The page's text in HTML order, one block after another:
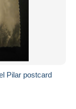
Pilar postcard